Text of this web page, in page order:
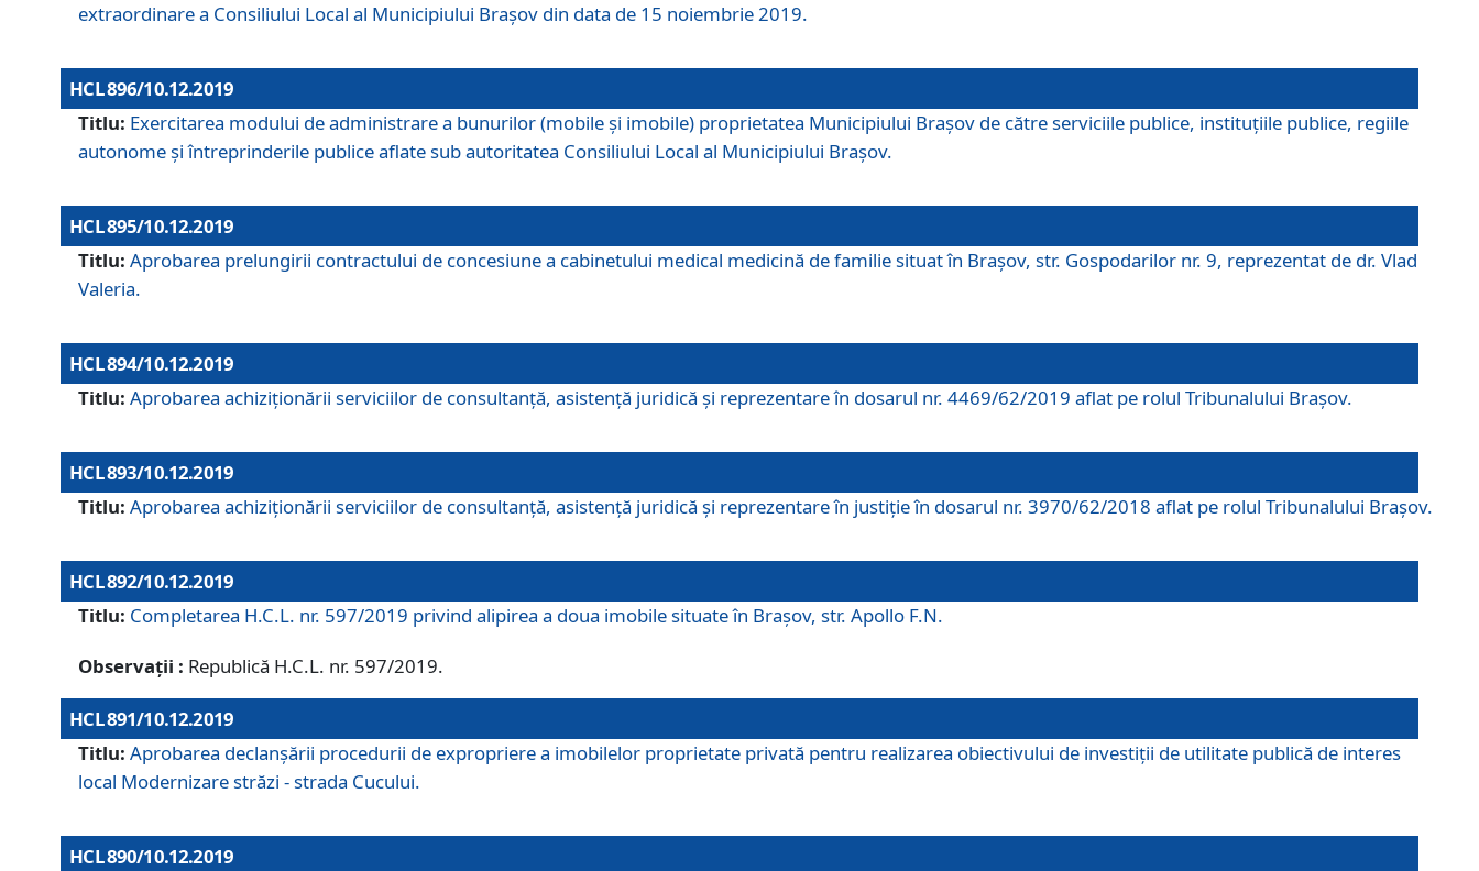
extraordinare a Consiliului Local al Municipiului Brașov din data de 15 noiembrie 2019.
HCL 896/10.12.2019
Titlu: Exercitarea modului de administrare a bunurilor (mobile și imobile) proprietatea Municipiului Brașov de către serviciile publice, instituțiile publice, regiile
autonome și întreprinderile publice aflate sub autoritatea Consiliului Local al Municipiului Brașov.
HCL 895/10.12.2019
Titlu: Aprobarea prelungirii contractului de concesiune a cabinetului medical medicină de familie situat în Braşov, str. Gospodarilor nr. 9, reprezentat de dr. Vlad
Valeria.
HCL 894/10.12.2019
Titlu: Aprobarea achiziţionării serviciilor de consultanţă, asistenţă juridică şi reprezentare în dosarul nr. 4469/62/2019 aflat pe rolul Tribunalului Braşov.
HCL 893/10.12.2019
Titlu: Aprobarea achiziţionării serviciilor de consultanţă, asistenţă juridică şi reprezentare în justiţie în dosarul nr. 3970/62/2018 aflat pe rolul Tribunalului Braşov.
HCL 892/10.12.2019
Titlu: Completarea H.C.L. nr. 597/2019 privind alipirea a doua imobile situate în Brașov, str. Apollo F.N.
Observații : Republică H.C.L. nr. 597/2019.
HCL 891/10.12.2019
Titlu: Aprobarea declanșării procedurii de expropriere a imobilelor proprietate privată pentru realizarea obiectivului de investiții de utilitate publică de interes
local Modernizare străzi - strada Cucului.
HCL 890/10.12.2019